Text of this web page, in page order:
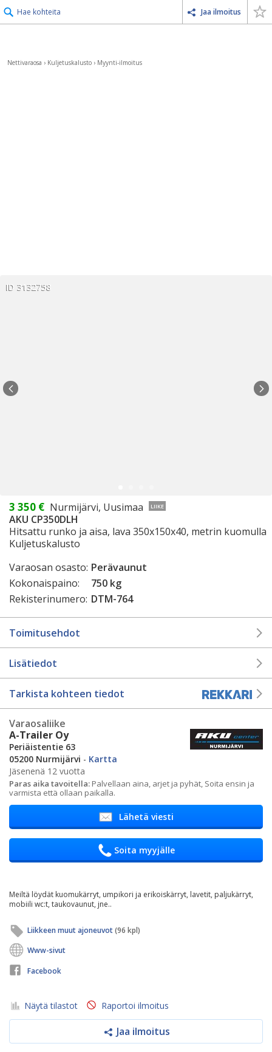
Hae kohteita Jaa ilmoitus
Nettivaraosa › Kuljetuskalusto › Myynti-ilmoitus
ID 3132758
3 350 € Nurmijärvi, Uusimaa LIIKE
AKU CP350DLH
Hitsattu runko ja aisa, lava 350x150x40, metrin kuomulla
Kuljetuskalusto
Varaosan osasto: Perävaunut
Kokonaispaino:
750 kg
Rekisterinumero: DTM-764
Toimitusehdot
Lisätiedot
Tarkista kohteen tiedot
Varaosaliike
A-Trailer Oy
​Periäistentie 63
05200 Nurmijärvi - Kartta
Jäsenenä 12 vuotta
Paras aika tavoitella: Palvellaan aina, arjet ja pyhät, Soita ensin ja
varmista että ollaan paikalla.
Lähetä viesti
Soita myyjälle
Meiltä löydät kuomukärryt, umpikori ja erikoiskärryt, lavetit, paljukärryt,
mobiili wc:t, taukovaunut, jne..
Liikkeen muut ajoneuvot(96 kpl)
Www-sivut
Facebook
Näytä tilastot Raportoi ilmoitus
Jaa ilmoitus